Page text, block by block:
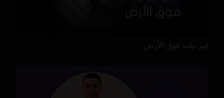
قبر بيليه فوق الأرض